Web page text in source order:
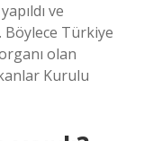
ve
Türkiye
olan
Kurulu